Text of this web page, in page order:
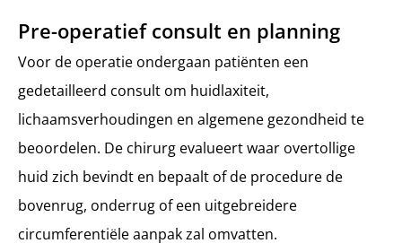
Pre-operatief consult en planning
Voor de operatie ondergaan patiënten een
gedetailleerd consult om huidlaxiteit,
lichaamsverhoudingen en algemene gezondheid te
beoordelen. De chirurg evalueert waar overtollige
huid zich bevindt en bepaalt of de procedure de
bovenrug, onderrug of een uitgebreidere
circumferentiële aanpak zal omvatten.